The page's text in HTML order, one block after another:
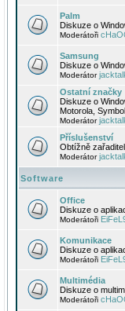
Palm
Diskuze o
Moderátoři
Samsung
Diskuze o
Moderátor
Ostatní značky
Diskuze o
Motorola,
Moderátor
Příslušenství
Obtížně
Moderátor
Software
Office
Diskuze o
Moderátoři
Komunikace
Diskuze o
Moderátoři
Multimédia
Diskuze o
Moderátoři